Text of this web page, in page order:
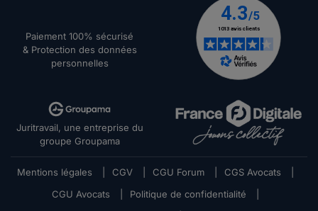
Paiement 100% sécurisé
& Protection des données
personnelles
Juritravail, une entreprise du
groupe Groupama
Mentions légales CGV CGU Forum CGS Avocats
CGU Avocats
Politique de confidentialité